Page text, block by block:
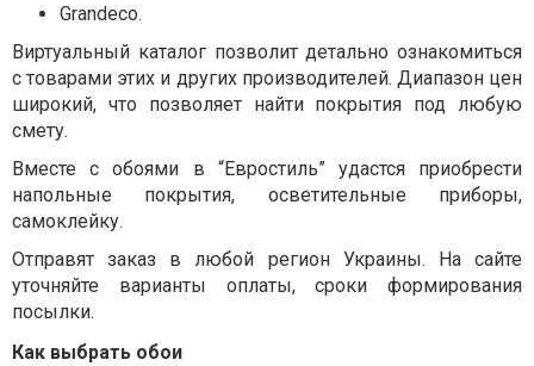
Grandeco.
Виртуальный каталог позволит детально ознакомиться
с товарами этих и других производителей. Диапазон цен
широкий, что позволяет найти покрытия под любую
смету.
Вместе с обоями в “Евростиль” удастся приобрести
напольные покрытия, осветительные приборы,
самоклейку.
Отправят заказ в любой регион Украины. На сайте
уточняйте варианты оплаты, сроки формирования
посылки.
Как выбрать обои